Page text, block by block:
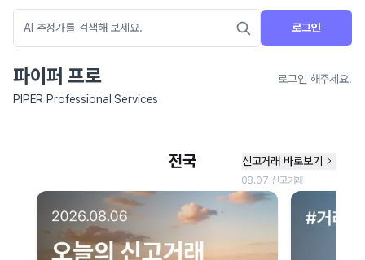
로그인
파이퍼 프로
로그인 해주세요.
PIPER Professional Services